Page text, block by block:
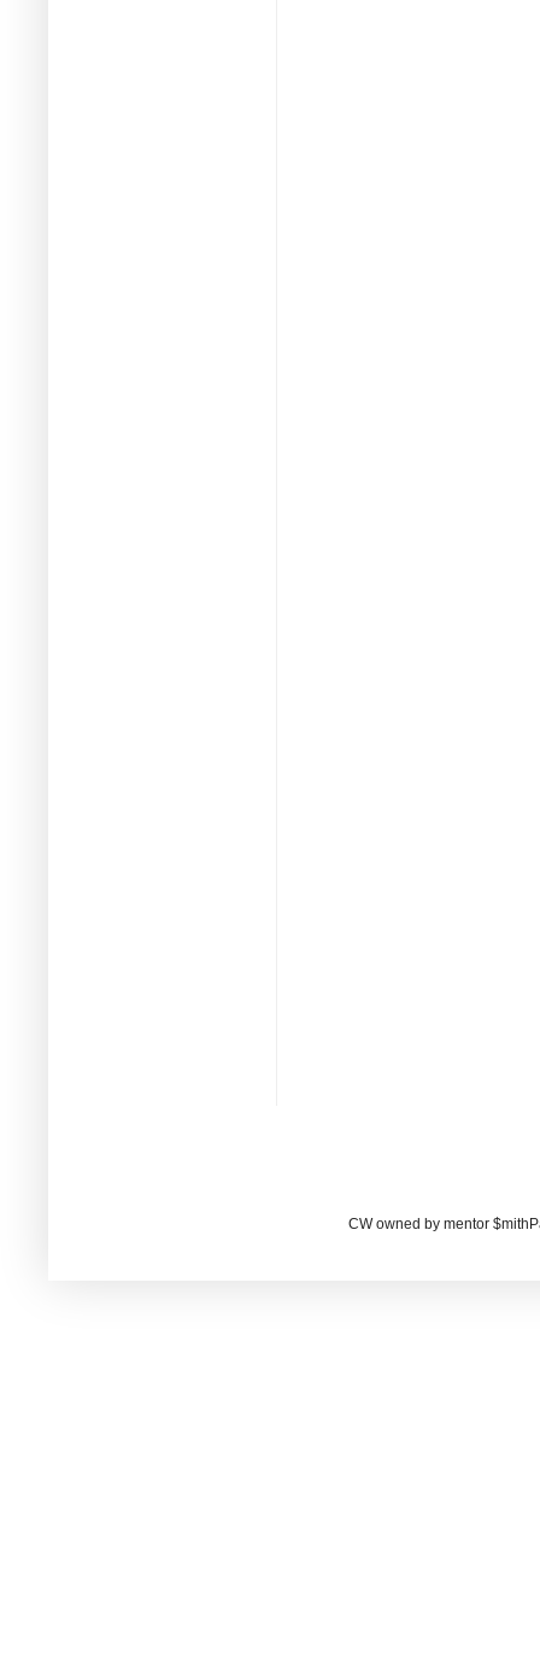
CW owned by mentor